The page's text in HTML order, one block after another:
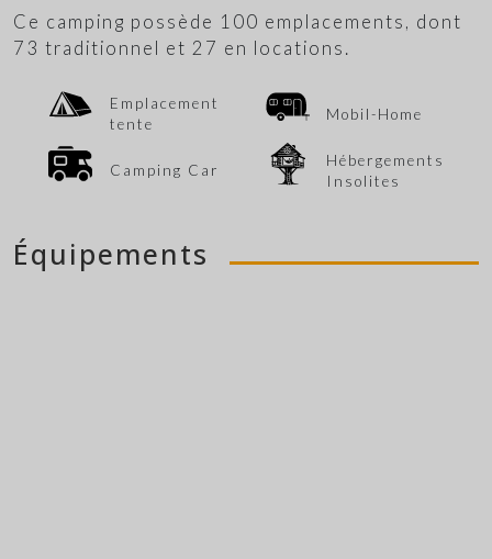
Ce camping possède 100 emplacements, dont
73 traditionnel et 27 en locations.
Emplacement
tente
Mobil-Home
Camping Car
Hébergements
Insolites
Équipements